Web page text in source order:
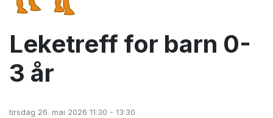
Leketreff for barn 0-
3 år
tirsdag 26. mai 2026 11:30 - 13:30